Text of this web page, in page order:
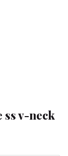
ss v-neck